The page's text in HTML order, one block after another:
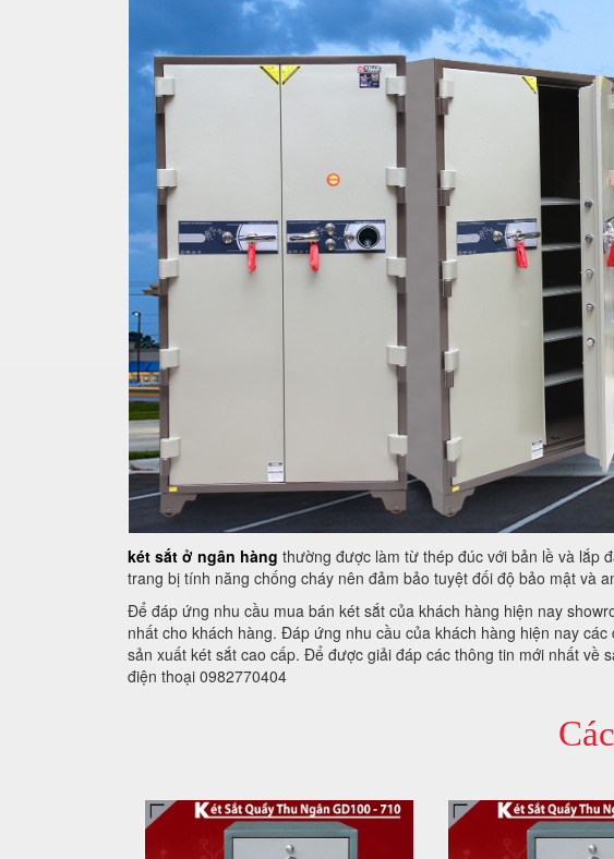
két sắt ở ngân hàng thường được làm từ thép đúc với bản lề và lắp
trang bị tính năng chống cháy nên đảm bảo tuyệt đối độ bảo mật và
Để đáp ứng nhu cầu mua bán két sắt của khách hàng hiện nay
nhất cho khách hàng. Đáp ứng nhu cầu của khách hàng hiện nay
sản xuất két sắt cao cấp. Để được giải đáp các thông tin mới nhất về
điện thoại 0982770404